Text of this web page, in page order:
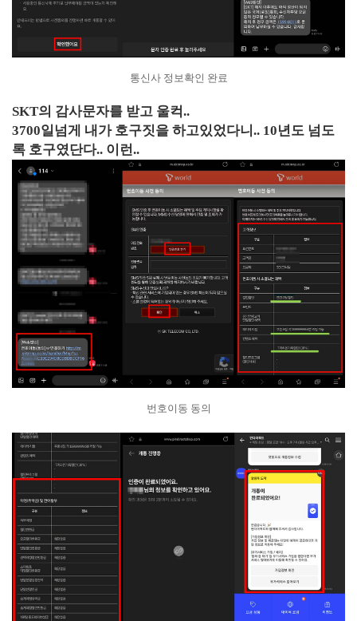
통신사 정보확인 완료
SKT의 감사문자를 받고 울컥..
3700일넘게 내가 호구짓을 하고있었다니.. 10년도 넘도
록 호구였단다.. 이런..
번호이동 동의